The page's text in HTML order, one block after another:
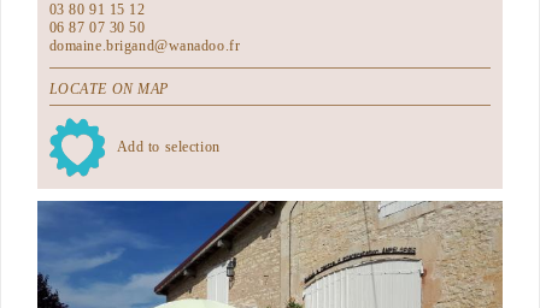
03 80 91 15 12
06 87 07 30 50
domaine.brigand@wanadoo.fr
LOCATE ON MAP
Add to selection